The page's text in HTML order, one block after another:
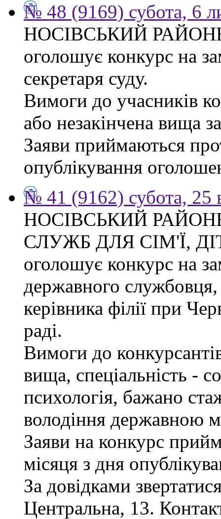
№ 48 (9169) субота, 6
НОСІВСЬКИЙ
оголошує конкурс на
секретаря суду.
Вимоги до учасників
або незакінчена вища
Заяви приймаються
опублікування
№ 41 (9162) субота, 25
НОСІВСЬКИЙ
СЛУЖБ ДЛЯ СІМ'Ї,
оголошує конкурс на
державного службовця,
керівника філії при
раді.
Вимоги до
вища, спеціальність -
психологія, бажано
володіння державною
Заяви на конкурс
місяця з дня
За довідками
Центральна, 13.